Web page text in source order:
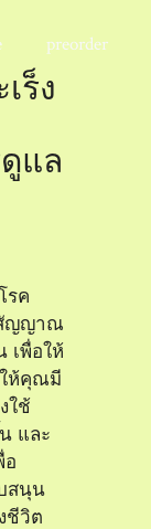
preorder
ร็ง
แล
รค
สัญญาณ
เพื่อให้
ห้คุณมี
ใช้
และ
อ
สนุน
ชีวิต